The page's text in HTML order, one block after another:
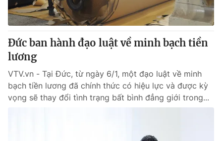
® Cấm sao chép dưới mọi hình thức nếu không có sự chấp
thuận bằng văn bản. Ghi rõ nguồn VTV.vn khi phát hành lại
thông tin từ website này.
Đức ban hành đạo luật về minh bạch tiền
lương
VTV.vn - Tại Đức, từ ngày 6/1, một đạo luật về minh
bạch tiền lương đã chính thức có hiệu lực và được kỳ
vọng sẽ thay đổi tình trạng bất bình đẳng giới trong...